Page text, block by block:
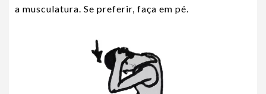
a musculatura. Se preferir, faça em pé.